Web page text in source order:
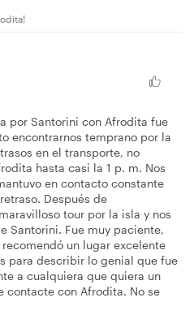
por Santorini con Afrodita fue
encontrarnos temprano por la
en el transporte, no
hasta casi la 1 p. m. Nos
en contacto constante
Después de
tour por la isla y nos
Santorini. Fue muy paciente,
un lugar excelente
para describir lo genial que fue
a cualquiera que quiera un
contacte con Afrodita. No se